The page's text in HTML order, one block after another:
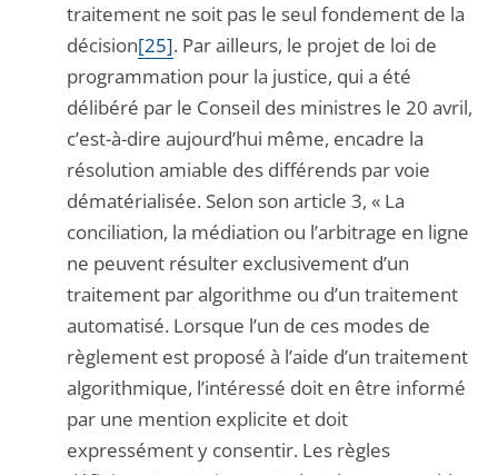
traitement ne soit pas le seul fondement de la
décision[25]. Par ailleurs, le projet de loi de
programmation pour la justice, qui a été
délibéré par le Conseil des ministres le 20 avril,
c’est-à-dire aujourd’hui même, encadre la
résolution amiable des différends par voie
dématérialisée. Selon son article 3, « La
conciliation, la médiation ou l’arbitrage en ligne
ne peuvent résulter exclusivement d’un
traitement par algorithme ou d’un traitement
automatisé. Lorsque l’un de ces modes de
règlement est proposé à l’aide d’un traitement
algorithmique, l’intéressé doit en être informé
par une mention explicite et doit
expressément y consentir. Les règles